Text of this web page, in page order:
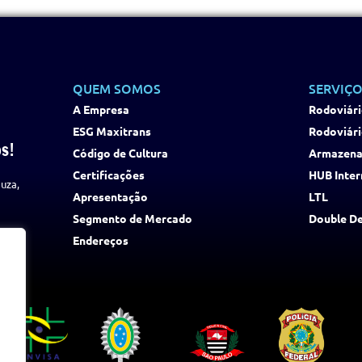
QUEM SOMOS
A Empresa
ESG Maxitrans
Código de Cultura
Certificações
Apresentação
Segmento de Mercado
Endereços
HUB
LTL
Double